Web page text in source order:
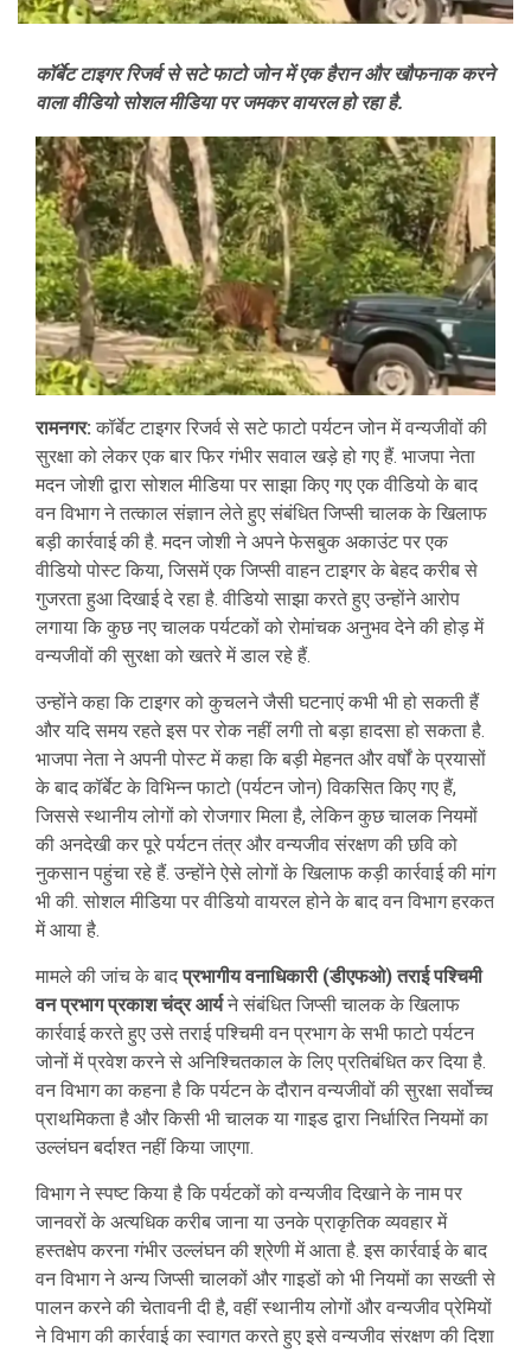
कॉर्बेट टाइगर रिजर्व से सटे फाटो जोन में एक हैरान और खौफनाक करने
वाला वीडियो सोशल मीडिया पर जमकर वायरल हो रहा है.
रामनगर: कॉर्बेट टाइगर रिजर्व से सटे फाटो पर्यटन जोन में वन्यजीवों की
सुरक्षा को लेकर एक बार फिर गंभीर सवाल खड़े हो गए हैं. भाजपा नेता
मदन जोशी द्वारा सोशल मीडिया पर साझा किए गए एक वीडियो के बाद
वन विभाग ने तत्काल संज्ञान लेते हुए संबंधित जिप्सी चालक के खिलाफ
बड़ी कार्रवाई की है. मदन जोशी ने अपने फेसबुक अकाउंट पर एक
वीडियो पोस्ट किया, जिसमें एक जिप्सी वाहन टाइगर के बेहद करीब से
गुजरता हुआ दिखाई दे रहा है. वीडियो साझा करते हुए उन्होंने आरोप
लगाया कि कुछ नए चालक पर्यटकों को रोमांचक अनुभव देने की होड़ में
वन्यजीवों की सुरक्षा को खतरे में डाल रहे हैं.
उन्होंने कहा कि टाइगर को कुचलने जैसी घटनाएं कभी भी हो सकती हैं
और यदि समय रहते इस पर रोक नहीं लगी तो बड़ा हादसा हो सकता है.
भाजपा नेता ने अपनी पोस्ट में कहा कि बड़ी मेहनत और वर्षों के प्रयासों
के बाद कॉर्बेट के विभिन्न फाटो (पर्यटन जोन) विकसित किए गए हैं,
जिससे स्थानीय लोगों को रोजगार मिला है, लेकिन कुछ चालक नियमों
की अनदेखी कर पूरे पर्यटन तंत्र और वन्यजीव संरक्षण की छवि को
नुकसान पहुंचा रहे हैं. उन्होंने ऐसे लोगों के खिलाफ कड़ी कार्रवाई की मांग
भी की. सोशल मीडिया पर वीडियो वायरल होने के बाद वन विभाग हरकत
में आया है.
मामले की जांच के बादप्रभागीय वनाधिकारी (डीएफओ) तराई पश्चिमी
वन प्रभाग प्रकाश चंद्र आर्यने संबंधित जिप्सी चालक के खिलाफ
कार्रवाई करते हुए उसे तराई पश्चिमी वन प्रभाग के सभी फाटो पर्यटन
जोनों में प्रवेश करने से अनिश्चितकाल के लिए प्रतिबंधित कर दिया है.
वन विभाग का कहना है कि पर्यटन के दौरान वन्यजीवों की सुरक्षा सर्वोच्च
प्राथमिकता है और किसी भी चालक या गाइड द्वारा निर्धारित नियमों का
उल्लंघन बर्दाश्त नहीं किया जाएगा.
विभाग ने स्पष्ट किया है कि पर्यटकों को वन्यजीव दिखाने के नाम पर
जानवरों के अत्यधिक करीब जाना या उनके प्राकृतिक व्यवहार में
हस्तक्षेप करना गंभीर उल्लंघन की श्रेणी में आता है. इस कार्रवाई के बाद
वन विभाग ने अन्य जिप्सी चालकों और गाइडों को भी नियमों का सख्ती से
पालन करने की चेतावनी दी है, वहीं स्थानीय लोगों और वन्यजीव प्रेमियों
ने विभाग की कार्रवाई का स्वागत करते हुए इसे वन्यजीव संरक्षण की दिशा